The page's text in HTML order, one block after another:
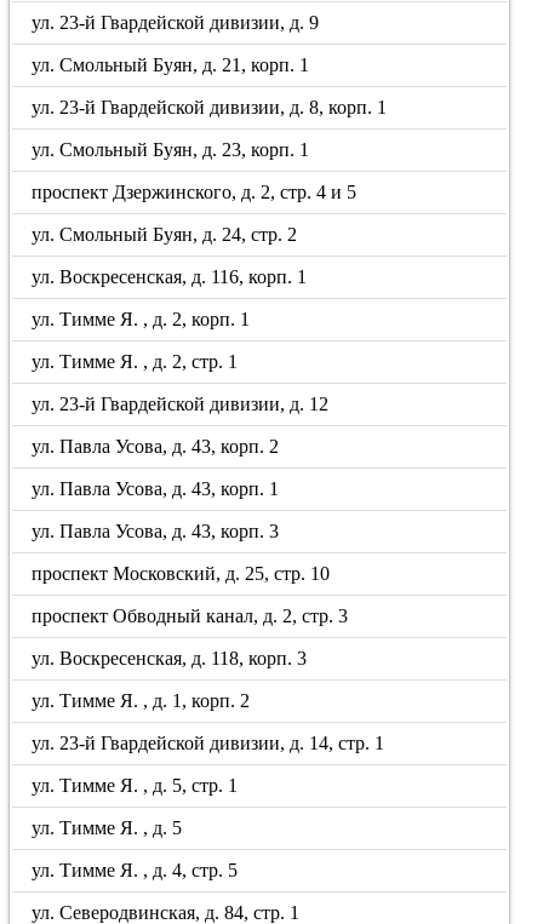
ул. 23-й Гвардейской дивизии, д. 9
ул. Смольный Буян, д. 21, корп. 1
ул. 23-й Гвардейской дивизии, д. 8, корп. 1
ул. Смольный Буян, д. 23, корп. 1
проспект Дзержинского, д. 2, стр. 4 и 5
ул. Смольный Буян, д. 24, стр. 2
ул. Воскресенская, д. 116, корп. 1
ул. Тимме Я. , д. 2, корп. 1
ул. Тимме Я. , д. 2, стр. 1
ул. 23-й Гвардейской дивизии, д. 12
ул. Павла Усова, д. 43, корп. 2
ул. Павла Усова, д. 43, корп. 1
ул. Павла Усова, д. 43, корп. 3
проспект Московский, д. 25, стр. 10
проспект Обводный канал, д. 2, стр. 3
ул. Воскресенская, д. 118, корп. 3
ул. Тимме Я. , д. 1, корп. 2
ул. 23-й Гвардейской дивизии, д. 14, стр. 1
ул. Тимме Я. , д. 5, стр. 1
ул. Тимме Я. , д. 5
ул. Тимме Я. , д. 4, стр. 5
ул. Северодвинская, д. 84, стр. 1